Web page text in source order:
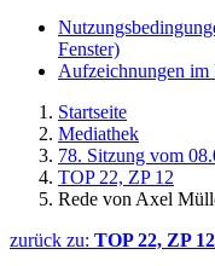
Fenster)
Aufzeichnungen im
Startseite
Mediathek
78. Sitzung vom
TOP 22, ZP 12
Rede von Axel
zurück zu: TOP 22, ZP 12